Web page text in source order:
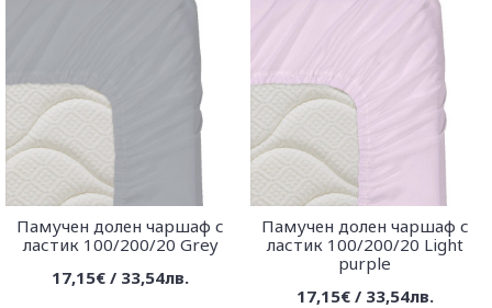
Памучен долен чаршаф с
ластик 100/200/20 Grey
17,15€ / 33,54лв.
Памучен долен чаршаф с
ластик 100/200/20 Light
purple
17,15€ / 33,54лв.